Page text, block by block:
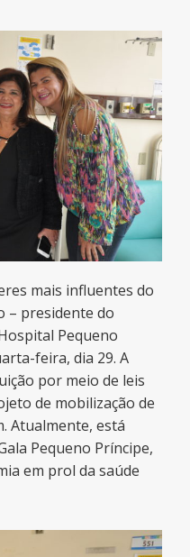
mais influentes do
– presidente do
Pequeno
feira, dia 29. A
por meio de leis
de mobilização de
Atualmente, está
Pequeno Príncipe,
em prol da saúde